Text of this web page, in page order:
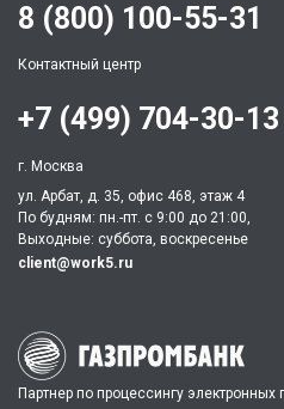
Партнер по процессингу электронных
8 (800) 100-55-31
Контактный центр
+7 (499) 704-30-13
г. Москва
ул. Арбат, д. 35, офис 468, этаж 4
По будням: пн.-пт. c 9:00 до 21:00,
Выходные: суббота, воскресенье
client@work5.ru